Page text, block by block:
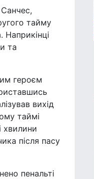
тайму
та
героєм
вихід
таймі
хвилини
після пасу
пенальті